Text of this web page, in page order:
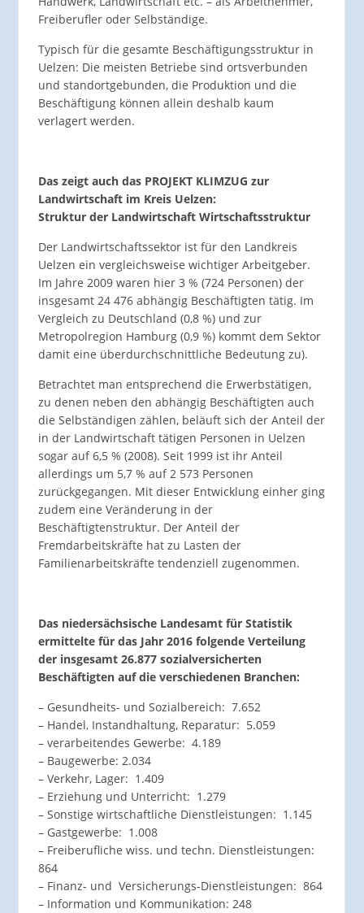
Freiberufler oder Selbständige.
Typisch für die gesamte Beschäftigungsstruktur in
Uelzen: Die meisten Betriebe sind ortsverbunden
und standortgebunden, die Produktion und die
Beschäftigung können allein deshalb kaum
verlagert werden.
Das zeigt auch das PROJEKT KLIMZUG zur
Landwirtschaft im Kreis Uelzen:
Struktur der Landwirtschaft Wirtschaftsstruktur
Der Landwirtschaftssektor ist für den Landkreis
Uelzen ein vergleichsweise wichtiger Arbeitgeber.
Im Jahre 2009 waren hier 3 % (724 Personen) der
insgesamt 24 476 abhängig Beschäftigten tätig. Im
Vergleich zu Deutschland (0,8 %) und zur
Metropolregion Hamburg (0,9 %) kommt dem Sektor
damit eine überdurchschnittliche Bedeutung zu).
Betrachtet man entsprechend die Erwerbstätigen,
zu denen neben den abhängig Beschäftigten auch
die Selbständigen zählen, beläuft sich der Anteil der
in der Landwirtschaft tätigen Personen in Uelzen
sogar auf 6,5 % (2008). Seit 1999 ist ihr Anteil
allerdings um 5,7 % auf 2 573 Personen
zurückgegangen. Mit dieser Entwicklung einher ging
zudem eine Veränderung in der
Beschäftigtenstruktur. Der Anteil der
Fremdarbeitskräfte hat zu Lasten der
Familienarbeitskräfte tendenziell zugenommen.
Das niedersächsische Landesamt für Statistik
ermittelte für das Jahr 2016 folgende Verteilung
der insgesamt 26.877 sozialversicherten
Beschäftigten auf die verschiedenen Branchen:
– Gesundheits- und Sozialbereich: 7.652
– Handel, Instandhaltung, Reparatur: 5.059
– verarbeitendes Gewerbe: 4.189
– Baugewerbe: 2.034
– Verkehr, Lager: 1.409
– Erziehung und Unterricht: 1.279
– Sonstige wirtschaftliche Dienstleistungen: 1.145
– Gastgewerbe: 1.008
– Freiberufliche wiss. und techn. Dienstleistungen:
864
– Finanz- und Versicherungs-Dienstleistungen: 864
– Information und Kommunikation: 248